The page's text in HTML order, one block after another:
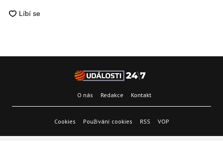
O nás Redakce Kontakt
Cookies Používání cookies RSS VOP